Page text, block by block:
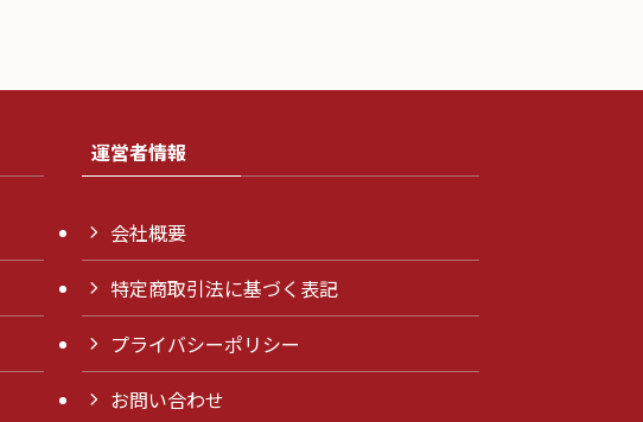
運営者情報
会社概要
特定商取引法に基づく表記
プライバシーポリシー
お問い合わせ